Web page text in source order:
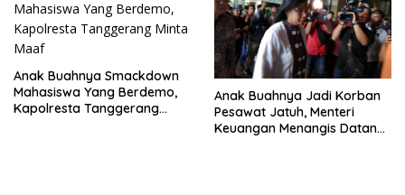
Anak Buahnya Smackdown
Mahasiswa Yang Berdemo,
Kapolresta Tanggerang
Anak Buahnya Jadi Korban
Pesawat Jatuh, Menteri
Keuangan Menangis Datangi